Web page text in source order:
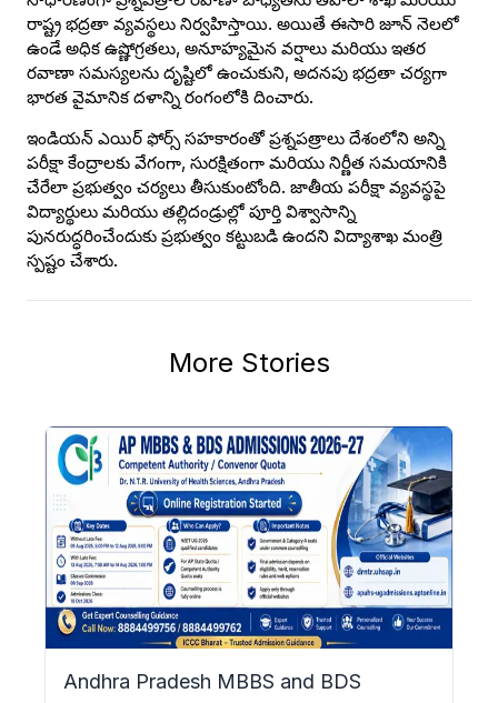
రాష్ట్ర భద్రతా వ్యవస్థలు నిర్వహిస్తాయి. అయితే ఈసారి జూన్ నెలలో
ఉండే అధిక ఉష్ణోగ్రతలు, అనూహ్యమైన వర్షాలు మరియు ఇతర
రవాణా సమస్యలను దృష్టిలో ఉంచుకుని, అదనపు భద్రతా చర్యగా
భారత వైమానిక దళాన్ని రంగంలోకి దించారు.
ఇండియన్ ఎయిర్ ఫోర్స్ సహకారంతో ప్రశ్నపత్రాలు దేశంలోని అన్ని
పరీక్షా కేంద్రాలకు వేగంగా, సురక్షితంగా మరియు నిర్ణీత సమయానికి
చేరేలా ప్రభుత్వం చర్యలు తీసుకుంటోంది. జాతీయ పరీక్షా వ్యవస్థపై
విద్యార్థులు మరియు తల్లిదండ్రుల్లో పూర్తి విశ్వాసాన్ని
పునరుద్ధరించేందుకు ప్రభుత్వం కట్టుబడి ఉందని విద్యాశాఖ మంత్రి
స్పష్టం చేశారు.
More Stories
Andhra Pradesh MBBS and BDS